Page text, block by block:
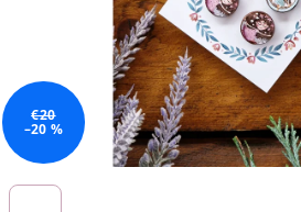
€20
–20 %